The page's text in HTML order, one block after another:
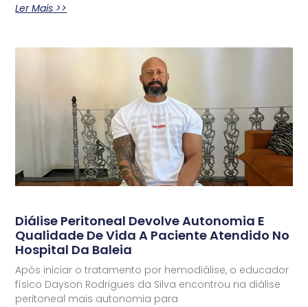
Ler Mais >>
Diálise Peritoneal Devolve Autonomia E
Qualidade De Vida A Paciente Atendido No
Hospital Da Baleia
Após iniciar o tratamento por hemodiálise, o educador
físico Dayson Rodrigues da Silva encontrou na diálise
peritoneal mais autonomia para